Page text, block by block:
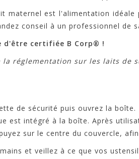
maternel est l'alimentation idéale
conseil à un professionnel de
certifiée B Corp® !
la réglementation sur les laits de
de sécurité puis ouvrez la boîte.
est intégré à la boîte. Après
sur le centre du couvercle,
et veillez à ce que vos